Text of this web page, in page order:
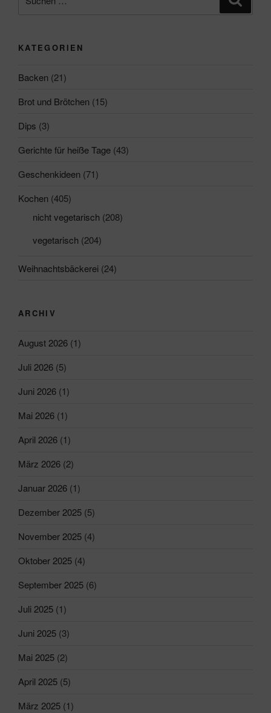
nach:
KATEGORIEN
Backen (21)
Brot und Brötchen (15)
Dips (3)
Gerichte für heiße Tage (43)
Geschenkideen (71)
Kochen (405)
nicht vegetarisch (208)
vegetarisch (204)
Weihnachtsbäckerei (24)
ARCHIV
August 2026 (1)
Juli 2026 (5)
Juni 2026 (1)
Mai 2026 (1)
April 2026 (1)
März 2026 (2)
Januar 2026 (1)
Dezember 2025 (5)
November 2025 (4)
Oktober 2025 (4)
September 2025 (6)
Juli 2025 (1)
Juni 2025 (3)
Mai 2025 (2)
April 2025 (5)
März 2025 (1)